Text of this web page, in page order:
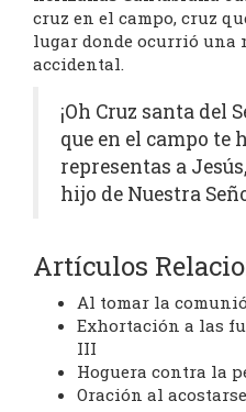
cruz en el campo, cruz
lugar donde ocurrió una
accidental.
¡Oh Cruz santa del
que en el campo te
representas a Jesús,
hijo de Nuestra
Artículos
Al tomar la
Exhortación a las
III
Hoguera contra la
Oración al